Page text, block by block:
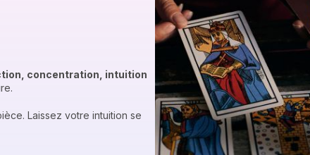
concentration, intuition
Laissez votre intuition se